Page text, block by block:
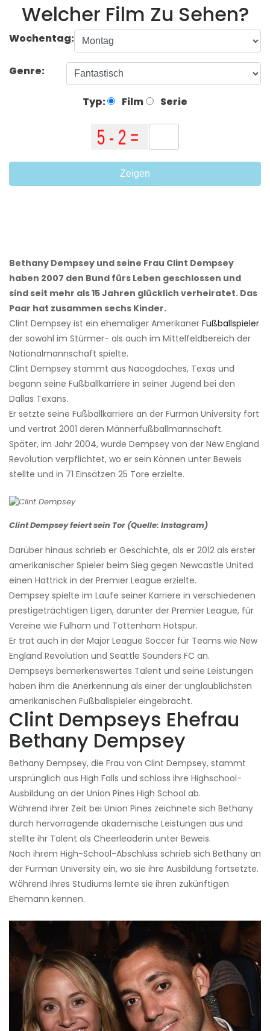
Welcher Film Zu Sehen?
Wochentag:
Genre:
Typ: Film Serie
Zeigen
Bethany Dempsey und seine Frau Clint Dempsey
haben 2007 den Bund fürs Leben geschlossen und
sind seit mehr als 15 Jahren glücklich verheiratet. Das
Paar hat zusammen sechs Kinder.
Clint Dempsey ist ein ehemaliger Amerikaner Fußballspieler
der sowohl im Stürmer- als auch im Mittelfeldbereich der
Nationalmannschaft spielte.
Clint Dempsey stammt aus Nacogdoches, Texas und
begann seine Fußballkarriere in seiner Jugend bei den
Dallas Texans.
Er setzte seine Fußballkarriere an der Furman University fort
und vertrat 2001 deren Männerfußballmannschaft.
Später, im Jahr 2004, wurde Dempsey von der New England
Revolution verpflichtet, wo er sein Können unter Beweis
stellte und in 71 Einsätzen 25 Tore erzielte.
Clint Dempsey feiert sein Tor (Quelle: Instagram)
Darüber hinaus schrieb er Geschichte, als er 2012 als erster
amerikanischer Spieler beim Sieg gegen Newcastle United
einen Hattrick in der Premier League erzielte.
Dempsey spielte im Laufe seiner Karriere in verschiedenen
prestigeträchtigen Ligen, darunter der Premier League, für
Vereine wie Fulham und Tottenham Hotspur.
Er trat auch in der Major League Soccer für Teams wie New
England Revolution und Seattle Sounders FC an.
Dempseys bemerkenswertes Talent und seine Leistungen
haben ihm die Anerkennung als einer der unglaublichsten
amerikanischen Fußballspieler eingebracht.
Clint Dempseys Ehefrau
Bethany Dempsey
Bethany Dempsey, die Frau von Clint Dempsey, stammt
ursprünglich aus High Falls und schloss ihre Highschool-
Ausbildung an der Union Pines High School ab.
Während ihrer Zeit bei Union Pines zeichnete sich Bethany
durch hervorragende akademische Leistungen aus und
stellte ihr Talent als Cheerleaderin unter Beweis.
Nach ihrem High-School-Abschluss schrieb sich Bethany an
der Furman University ein, wo sie ihre Ausbildung fortsetzte.
Während ihres Studiums lernte sie ihren zukünftigen
Ehemann kennen.